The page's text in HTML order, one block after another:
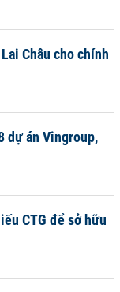
Châu cho chính
dự án Vingroup,
CTG để sở hữu